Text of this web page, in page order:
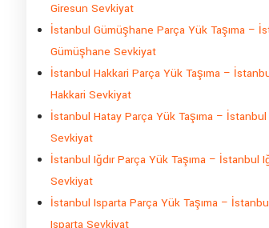
Giresun Sevkiyat
İstanbul Gümüşhane Parça Yük Taşıma –
Gümüşhane Sevkiyat
İstanbul Hakkari Parça Yük Taşıma –
Hakkari Sevkiyat
İstanbul Hatay Parça Yük Taşıma –
Sevkiyat
İstanbul Iğdır Parça Yük Taşıma – İstanbul
Sevkiyat
İstanbul Isparta Parça Yük Taşıma –
Isparta Sevkiyat